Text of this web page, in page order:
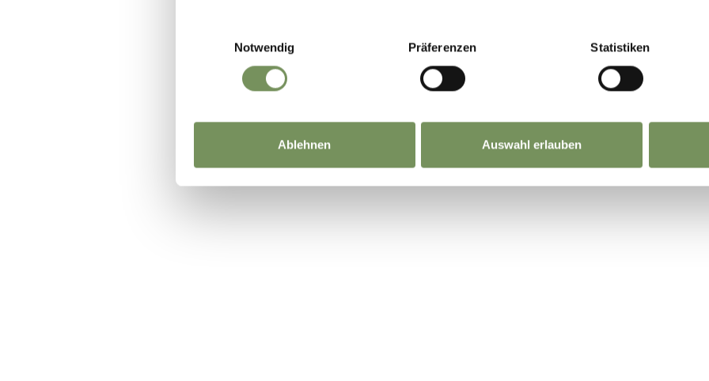
Notwendig
Präferenzen Statistiken
Ablehnen Auswahl erlauben
IL CONTENUTO VI È STATO UTILE?